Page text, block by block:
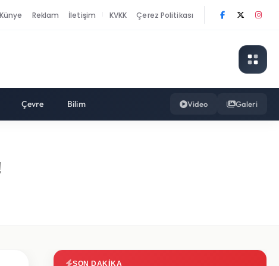
Künye Reklam İletişim KVKK Çerez Politikası
Çevre Bilim Video Galeri
SON DAKIKA